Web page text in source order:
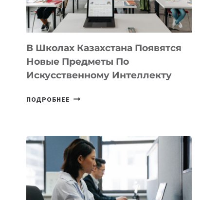
МЕЖДУНАРОДНУЮ
ПРОГРАММУ
ДЛЯ
ТЕХНОЛОГИЧЕСКИХ
В Школах Казахстана Появятся
Новые Предметы По
Искусственному Интеллекту
ПОДРОБНЕЕ В
НОВЫЕ
ПРЕДМЕТЫ
ПО
ИСКУССТВЕННОМУ
ИНТЕЛЛЕКТУ